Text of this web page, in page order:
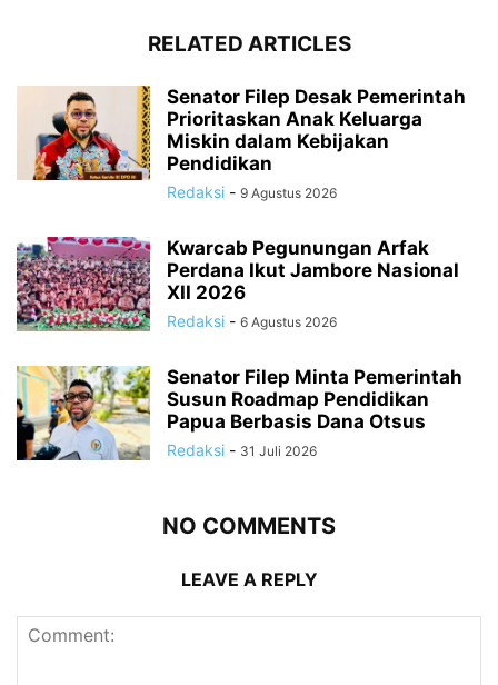
RELATED ARTICLES
Senator Filep Desak Pemerintah
Prioritaskan Anak Keluarga
Miskin dalam Kebijakan
Pendidikan
Redaksi - 9 Agustus 2026
Kwarcab Pegunungan Arfak
Perdana Ikut Jambore Nasional
XII 2026
Redaksi - 6 Agustus 2026
Senator Filep Minta Pemerintah
Susun Roadmap Pendidikan
Papua Berbasis Dana Otsus
Redaksi - 31 Juli 2026
NO COMMENTS
LEAVE A REPLY